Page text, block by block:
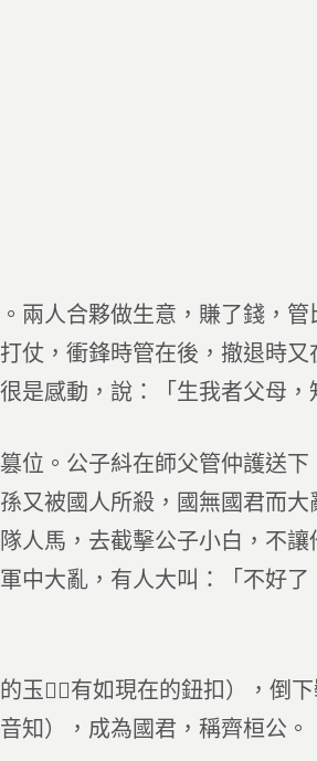
兩人合夥做生意，賺了錢，
仗，衝鋒時管在後，撤退時
是感動，說：「生我者父母，
位。公子紏在師父管仲護送
又被國人所殺，國無國君而
人馬，去截擊公子小白，不
中大亂，有人大叫：「不好
玉（有如現在的鈕扣），倒
知），成為國君，稱齊桓公。